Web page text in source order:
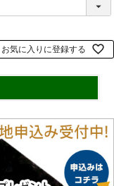
お気に入りに登録する